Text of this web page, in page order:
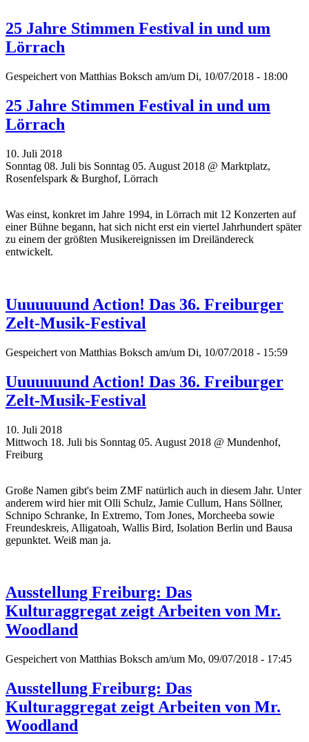
25 Jahre Stimmen Festival in und um
Lörrach
Gespeichert von Matthias Boksch am/um Di, 10/07/2018 - 18:00
25 Jahre Stimmen Festival in und um
Lörrach
10. Juli 2018
Sonntag 08. Juli bis Sonntag 05. August 2018 @ Marktplatz,
Rosenfelspark & Burghof, Lörrach
Was einst, konkret im Jahre 1994, in Lörrach mit 12 Konzerten auf
einer Bühne begann, hat sich nicht erst ein viertel Jahrhundert später
zu einem der größten Musikereignissen im Dreiländereck
entwickelt.
Uuuuuuund Action! Das 36. Freiburger
Zelt-Musik-Festival
Gespeichert von Matthias Boksch am/um Di, 10/07/2018 - 15:59
Uuuuuuund Action! Das 36. Freiburger
Zelt-Musik-Festival
10. Juli 2018
Mittwoch 18. Juli bis Sonntag 05. August 2018 @ Mundenhof,
Freiburg
Große Namen gibt's beim ZMF natürlich auch in diesem Jahr. Unter
anderem wird hier mit Olli Schulz, Jamie Cullum, Hans Söllner,
Schnipo Schranke, In Extremo, Tom Jones, Morcheeba sowie
Freundeskreis, Alligatoah, Wallis Bird, Isolation Berlin und Bausa
gepunktet. Weiß man ja.
Ausstellung Freiburg: Das
Kulturaggregat zeigt Arbeiten von Mr.
Woodland
Gespeichert von Matthias Boksch am/um Mo, 09/07/2018 - 17:45
Ausstellung Freiburg: Das
Kulturaggregat zeigt Arbeiten von Mr.
Woodland